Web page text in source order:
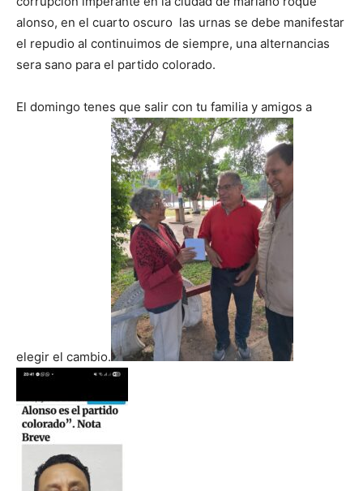
alonso, en el cuarto oscuro las urnas se debe manifestar
el repudio al continuimos de siempre, una alternancias
sera sano para el partido colorado.
El domingo tenes que salir con tu familia y amigos a
elegir el cambio.